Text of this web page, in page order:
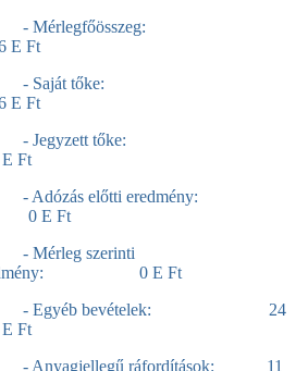
- Mérlegfőösszeg:
E Ft
- Saját tőke:
E Ft
- Jegyzett tőke:
Ft
- Adózás előtti eredmény:
E Ft
- Mérleg szerinti
0 E Ft
- Egyéb bevételek: 24
Ft
- Anyagjellegű ráfordítások: 11